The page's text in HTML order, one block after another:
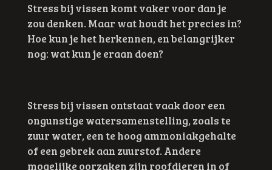
Stress bij vissen komt vaker voor dan je
zou denken. Maar wat houdt het precies in?
Hoe kun je het herkennen, en belangrijker
nog: wat kun je eraan doen?
Stress bij vissen ontstaat vaak door een
ongunstige watersamenstelling, zoals te
zuur water, een te hoog ammoniakgehalte
of een gebrek aan zuurstof. Andere
mogelijke oorzaken zijn roofdieren in of